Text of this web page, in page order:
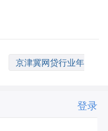
京津冀网贷行业年
登录